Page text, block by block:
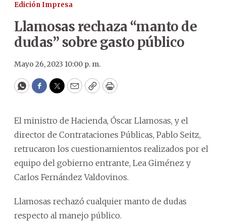
Edición Impresa
Llamosas rechaza “manto de
dudas” sobre gasto público
Mayo 26, 2023 10:00 p. m.
WhatsApp
Facebook
Twitter
EmailCopyPrint
El ministro de Hacienda, Óscar Llamosas, y el
director de Contrataciones Públicas, Pablo Seitz,
retrucaron los cuestionamientos realizados por el
equipo del gobierno entrante, Lea Giménez y
Carlos Fernández Valdovinos.
Llamosas rechazó cualquier manto de dudas
respecto al manejo público.